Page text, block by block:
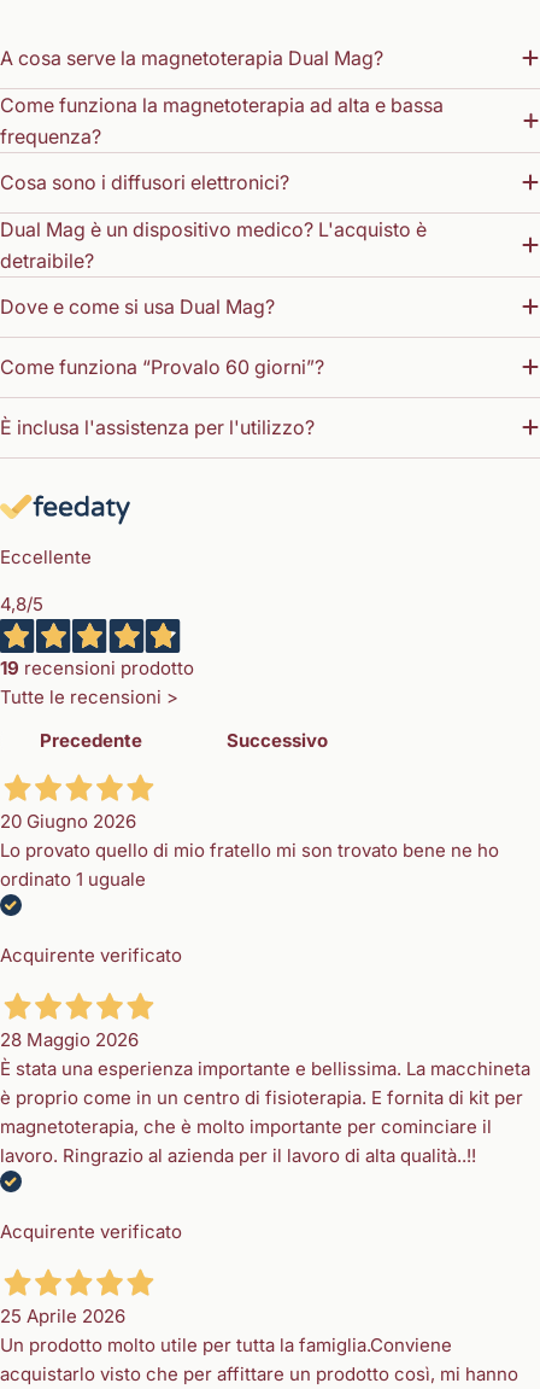
A cosa serve la magnetoterapia Dual Mag?
Come funziona la magnetoterapia ad alta e bassa
frequenza?
Cosa sono i diffusori elettronici?
Dual Mag è un dispositivo medico? L'acquisto è
detraibile?
Dove e come si usa Dual Mag?
Come funziona “Provalo 60 giorni”?
È inclusa l'assistenza per l'utilizzo?
Eccellente
4,8/5
19 recensioni prodotto
Tutte le recensioni >
Precedente
Successivo
20 Giugno 2026
Lo provato quello di mio fratello mi son trovato bene ne ho
ordinato 1 uguale
Acquirente verificato
28 Maggio 2026
È stata una esperienza importante e bellissima. La macchineta
è proprio come in un centro di fisioterapia. E fornita di kit per
magnetoterapia, che è molto importante per cominciare il
lavoro. Ringrazio al azienda per il lavoro di alta qualità..!!
Acquirente verificato
25 Aprile 2026
Un prodotto molto utile per tutta la famiglia.Conviene
acquistarlo visto che per affittare un prodotto così, mi hanno